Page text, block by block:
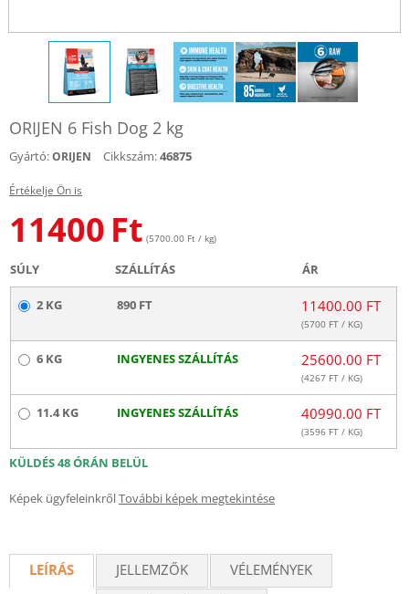
ORIJEN 6 Fish Dog 2 kg
Gyártó:ORIJEN Cikkszám:46875
Értékelje Ön is
11400 Ft (5700.00 Ft / kg)
SÚLY SZÁLLÍTÁS ÁR
2 KG 890 FT 11400.00 FT
(5700 FT / KG)
6 KG INGYENES SZÁLLÍTÁS 25600.00 FT
(4267 FT / KG)
11.4 KG INGYENES SZÁLLÍTÁS 40990.00 FT
(3596 FT / KG)
KÜLDÉS 48 ÓRÁN BELÜL
Képek ügyfeleinkrőlTovábbi képek megtekintése
LEÍRÁS JELLEMZŐK
VÉLEMÉNYEK